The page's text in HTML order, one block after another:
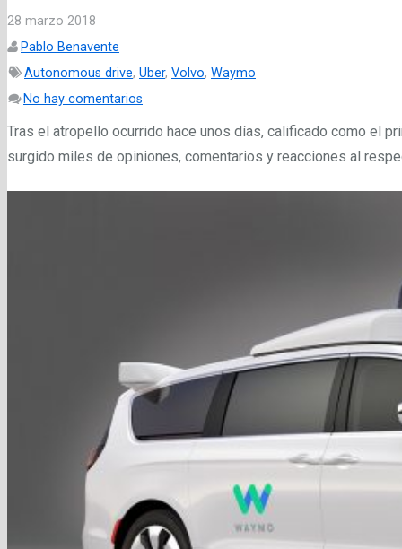
28 marzo 2018
Pablo Benavente
Autonomous drive, Uber, Volvo, Waymo
No hay comentarios
Tras el atropello ocurrido hace unos días, calificado como el
surgido miles de opiniones, comentarios y reacciones al